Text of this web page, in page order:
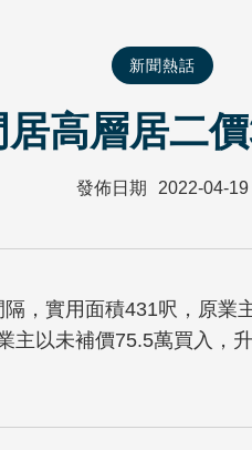
新聞熱話
高層居二
發佈日期 2022-04-19
，實用面積431呎，原業
以未補價75.5萬買入，升